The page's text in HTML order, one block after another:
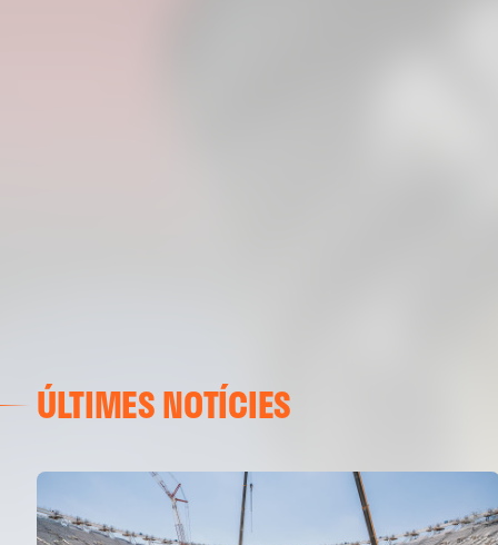
ÚLTIMES NOTÍCIES